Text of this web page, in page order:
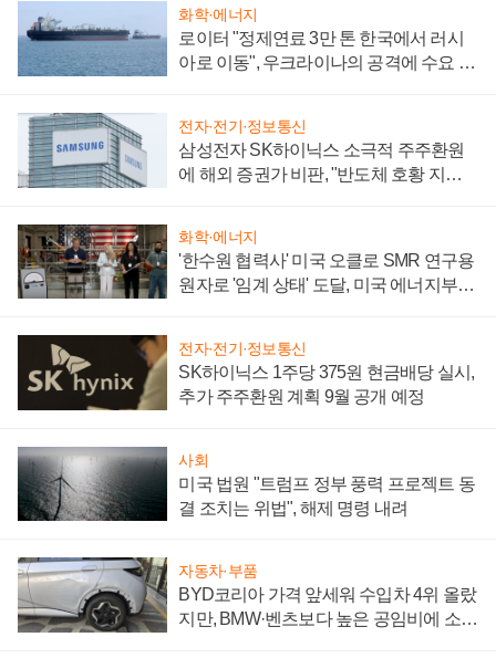
화학·에너지
로이터 "정제연료 3만 톤 한국에서 러시
아로 이동", 우크라이나의 공격에 수요 늘
전자·전기·정보통신
삼성전자 SK하이닉스 소극적 주주환원
에 해외 증권가 비판, "반도체 호황 지속
화학·에너지
'한수원 협력사' 미국 오클로 SMR 연구용
원자로 '임계 상태' 도달, 미국 에너지부
전자·전기·정보통신
SK하이닉스 1주당 375원 현금배당 실시,
추가 주주환원 계획 9월 공개 예정
사회
미국 법원 "트럼프 정부 풍력 프로젝트 동
결 조치는 위법", 해제 명령 내려
자동차·부품
BYD코리아 가격 앞세워 수입차 4위 올랐
지만, BMW·벤츠보다 높은 공임비에 소비